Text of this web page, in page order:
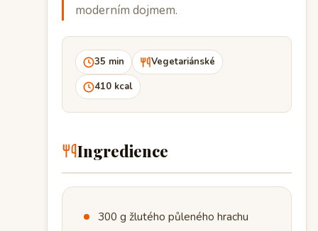
moderním dojmem.
35 min
Vegetariánské
410 kcal
Ingredience
300 g žlutého půleného hrachu